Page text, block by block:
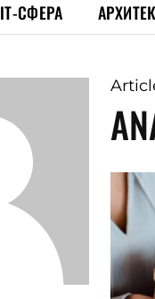
ІТ-СФЕРА